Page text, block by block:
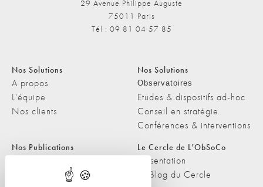
29 Avenue Philippe Auguste
75011 Paris
Tél : 09 81 04 57 85
Nos Solutions
A propos
L'équipe
Nos clients
Nos Solutions
Observatoires
Etudes & dispositifs ad-hoc
Conseil en stratégie
Conférences & interventions
Nos Publications
Les Podcasts de L'ObSoCo
Le Cercle de L'ObSoCo
Présentation
Le Blog du Cercle